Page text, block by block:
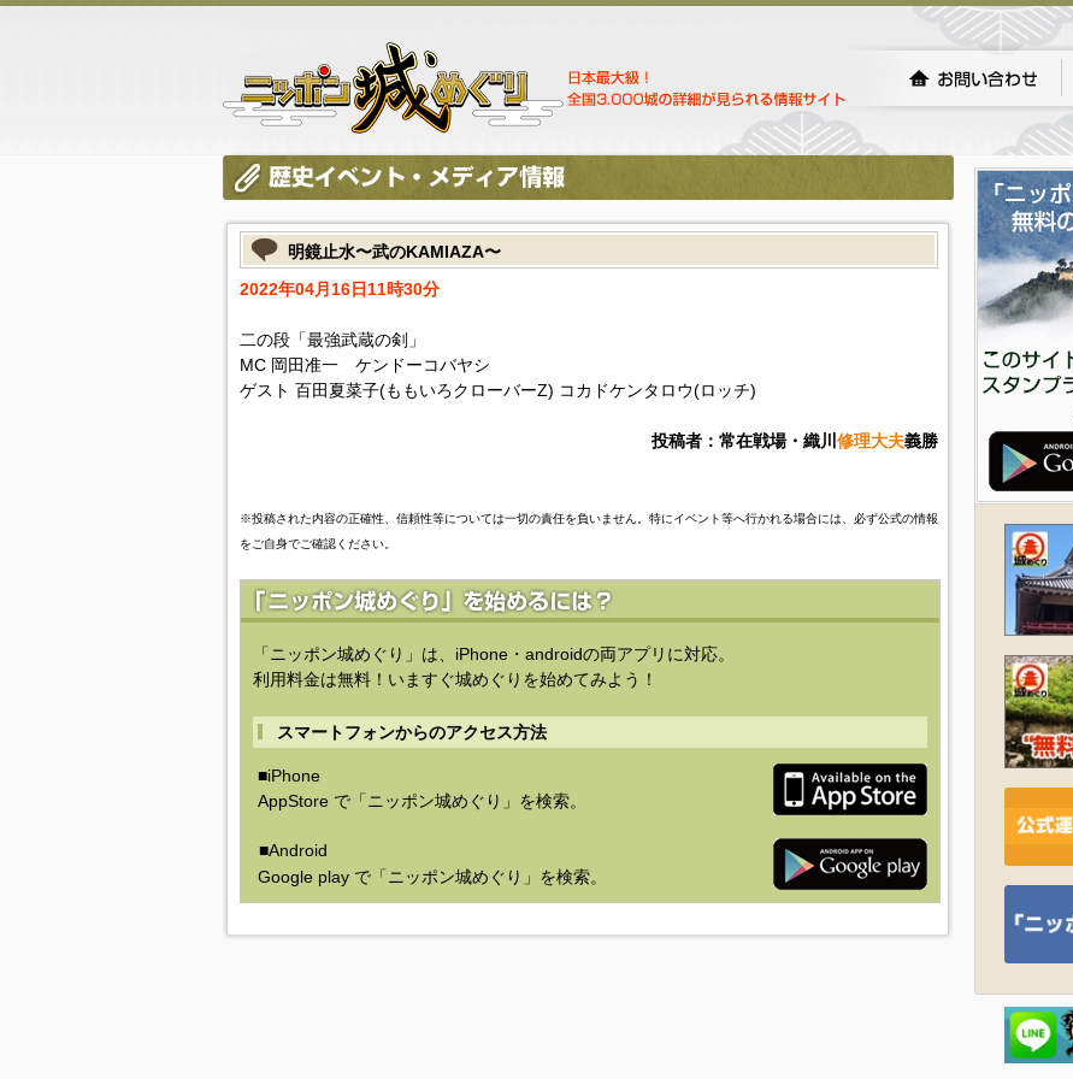
明鏡止水〜武のKAMIAZA〜
2022年04月16日11時30分
二の段「最強武蔵の剣」
MC 岡田准一 ケンドーコバヤシ
ゲスト 百田夏菜子(ももいろクローバーZ) コカドケンタロウ(ロッチ)
投稿者：常在戦場・織川 修理大夫義勝
※投稿された内容の正確性、信頼性等については一切の責任を負いません。特にイベント等へ行かれる場合には、必ず公式の情報
をご自身でご確認ください。
「ニッポン城めぐり」は、iPhone・androidの両アプリに対応。
利用料金は無料！いますぐ城めぐりを始めてみよう！
スマートフォンからのアクセス方法
■iPhone
AppStore で「ニッポン城めぐり」を検索。
■Android
Google play で「ニッポン城めぐり」を検索。